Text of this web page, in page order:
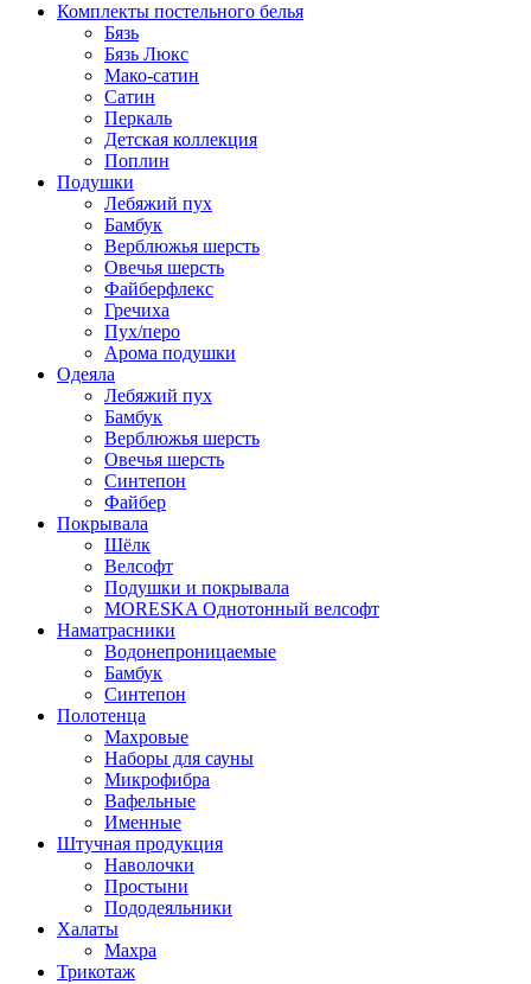
Комплекты постельного белья
Бязь
Бязь Люкс
Мако-сатин
Сатин
Перкаль
Детская коллекция
Поплин
Подушки
Лебяжий пух
Бамбук
Верблюжья шерсть
Овечья шерсть
Файберфлекс
Гречиха
Пух/перо
Арома подушки
Одеяла
Лебяжий пух
Бамбук
Верблюжья шерсть
Овечья шерсть
Синтепон
Файбер
Покрывала
Шёлк
Велсофт
Подушки и покрывала
MORESKA Однотонный велсофт
Наматрасники
Водонепроницаемые
Бамбук
Синтепон
Полотенца
Махровые
Наборы для сауны
Микрофибра
Вафельные
Именные
Штучная продукция
Наволочки
Простыни
Пододеяльники
Халаты
Махра
Трикотаж